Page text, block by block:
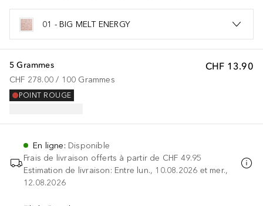
01 - BIG MELT ENERGY
CHF 13.90
5 Grammes
CHF 278.00 / 100 Grammes
POINT ROUGE
En ligne: Disponible
Frais de livraison offerts à partir de CHF 49.95
Estimation de livraison: Entre lun., 10.08.2026 et mer.,
12.08.2026